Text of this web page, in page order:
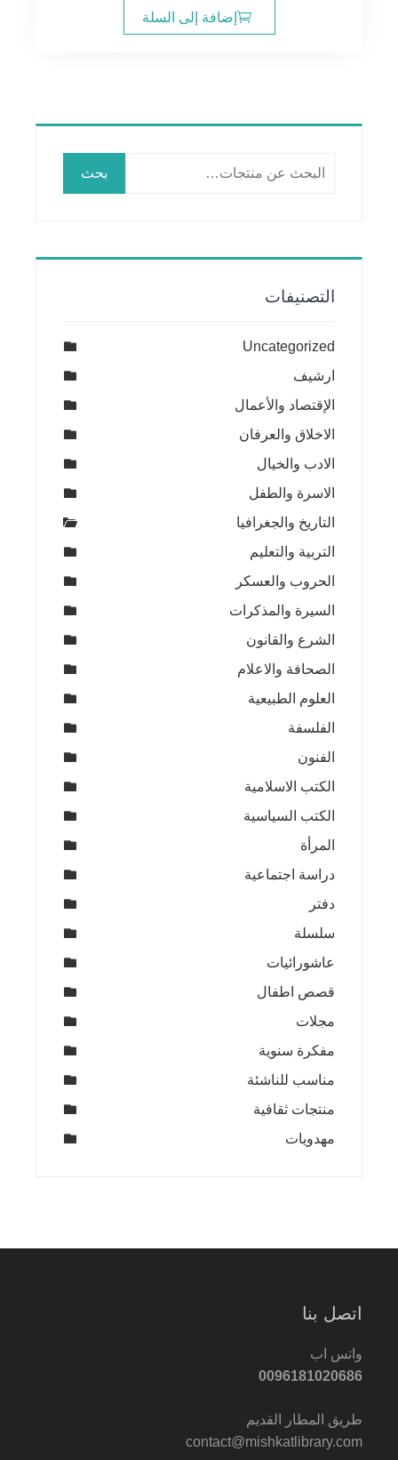
إضافة إلى السلة
بحث
التصنيفات
Uncategorized
ارشيف
الإقتصاد والأعمال
الاخلاق والعرفان
الادب والخيال
الاسرة والطفل
التاريخ والجغرافيا
التربية والتعليم
الحروب والعسكر
السيرة والمذكرات
الشرع والقانون
الصحافة والاعلام
العلوم الطبيعية
الفلسفة
الفنون
الكتب الاسلامية
الكتب السياسية
المرأة
دراسة اجتماعية
دفتر
سلسلة
عاشورائيات
قصص اطفال
مجلات
مفكرة سنوية
مناسب للناشئة
منتجات ثقافية
مهدويات
اتصل بنا
واتس اب
0096181020686
طريق المطار القديم
contact@mishkatlibrary.com